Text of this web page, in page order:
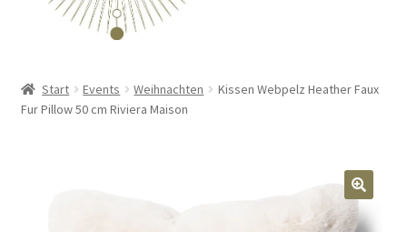
Deko
öffnen
Start Events Weihnachten
Kissen Webpelz Heather Faux
Fur Pillow 50 cm Riviera Maison
🔍